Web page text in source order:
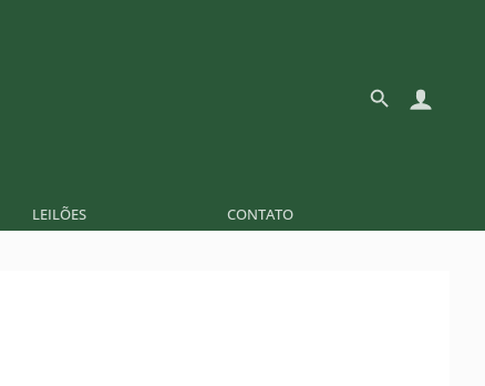
LEILÕES CONTATO